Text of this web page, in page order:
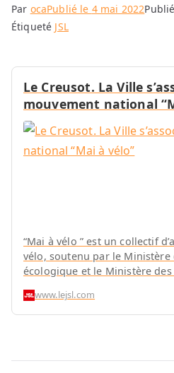
Par ocaPublié le 4 mai 2022
Étiqueté JSL
Le Creusot. La Ville
mouvement national
“Mai à vélo ” est un collectif
vélo, soutenu par le
écologique et le Ministère
www.lejsl.com